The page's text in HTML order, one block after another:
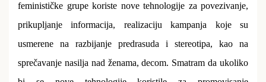
feminističke grupe koriste nove tehnologije za povezivanje,
prikupljanje informacija, realizaciju kampanja koje su
usmerene na razbijanje predrasuda i stereotipa, kao na
sprečavanje nasilja nad ženama, decom. Smatram da ukoliko